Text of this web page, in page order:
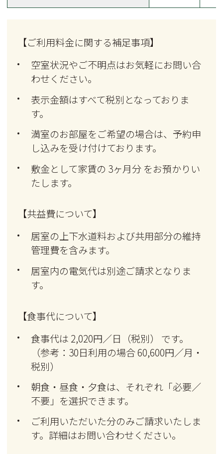
【ご利用料金に関する補足事項】
空室状況やご不明点はお気軽にお問い合
わせください。
表示金額はすべて税別となっておりま
す。
満室のお部屋をご希望の場合は、予約申
し込みを受け付けております。
敷金として家賃の 3ヶ月分 をお預かりい
たします。
【共益費について】
居室の上下水道料および共用部分の維持
管理費を含みます。
居室内の電気代は別途ご請求となりま
す。
【食事代について】
食事代は 2,020円／日（税別） です。
（参考：30日利用の場合 60,600円／月・
税別）
朝食・昼食・夕食は、それぞれ「必要／
不要」を選択できます。
ご利用いただいた分のみご請求いたしま
す。詳細はお問い合わせください。